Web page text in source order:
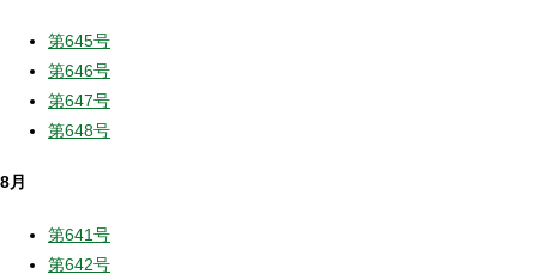
第645号
第646号
第647号
第648号
8月
第641号
第642号